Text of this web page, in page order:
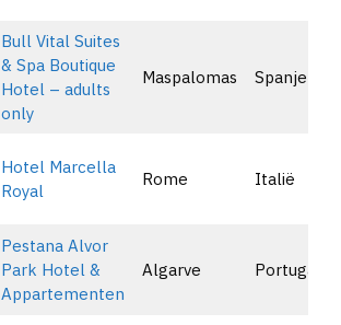
Bull Vital Suites
& Spa Boutique
Hotel – adults
only
Maspalomas Spanje
Hotel Marcella
Royal
Rome Italië
Pestana Alvor
Park Hotel &
Appartementen
Algarve Portugal